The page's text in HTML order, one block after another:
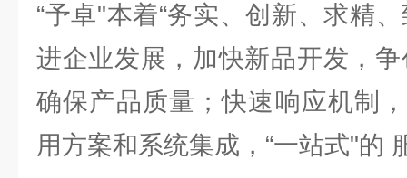
“予卓"本着“务实、创新、求精
进企业发展，加快新品开发，
确保产品质量；快速响应机制
用方案和系统集成，“一站式"的